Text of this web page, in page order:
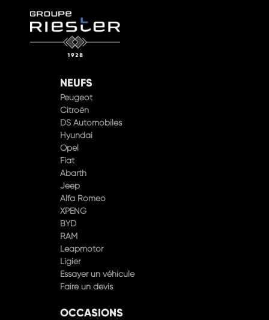
NEUFS
Peugeot
Citroën
DS Automobiles
Hyundai
Opel
Fiat
Abarth
Jeep
Alfa Romeo
XPENG
BYD
RAM
Leapmotor
Ligier
Essayer un véhicule
Faire un devis
OCCASIONS